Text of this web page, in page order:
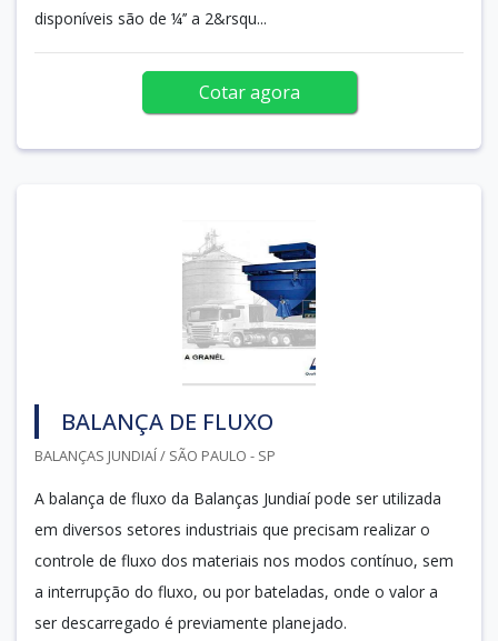
disponíveis são de ¼’’ a 2&rsqu...
Cotar agora
BALANÇA DE FLUXO
BALANÇAS JUNDIAÍ / SÃO PAULO - SP
A balança de fluxo da Balanças Jundiaí pode ser utilizada
em diversos setores industriais que precisam realizar o
controle de fluxo dos materiais nos modos contínuo, sem
a interrupção do fluxo, ou por bateladas, onde o valor a
ser descarregado é previamente planejado.